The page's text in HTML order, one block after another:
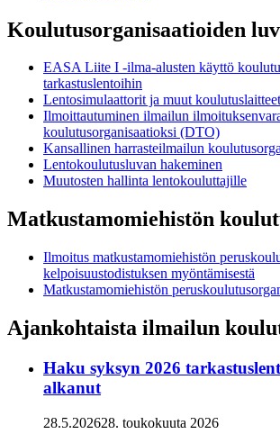
Koulutusorganisaatioiden
EASA Liite I -ilma-alusten käyttö
tarkastuslentoihin
Lentosimulaattorit ja muut
Ilmoittautuminen ilmailun
koulutusorganisaatioksi (DTO)
Kansallinen harrasteilmailun
Lentokoulutusluvan hakeminen
Muutosten hallinta lentokouluttajille
Matkustamomiehistön
Ilmoitus matkustamomiehistön
kelpoisuustodistuksen myöntämisestä
Matkustamomiehistön
Ajankohtaista ilmailun
Haku syksyn 2026
alkanut
28.5.202628. toukokuuta 2026